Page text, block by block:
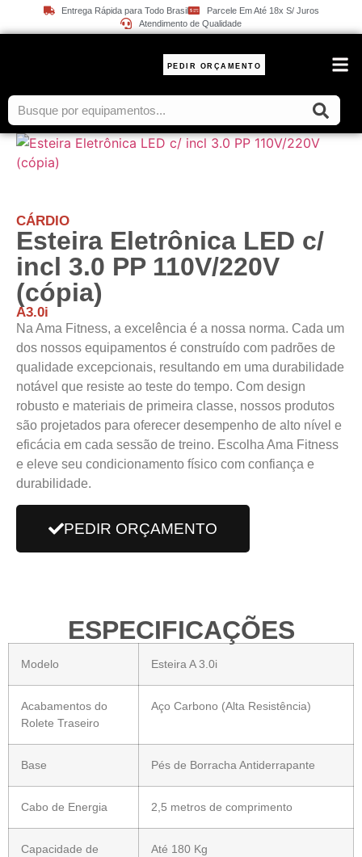
Entrega Rápida para Todo Brasil
Parcele Em Até 18x S/ Juros
Atendimento de Qualidade
PEDIR ORÇAMENTO
CÁRDIO
Esteira Eletrônica LED c/
incl 3.0 PP 110V/220V
(cópia)
A3.0i
Na Ama Fitness, a excelência é a nossa norma. Cada um
dos nossos equipamentos é construído com padrões de
qualidade excepcionais, resultando em uma durabilidade
notável que resiste ao teste do tempo. Com design
robusto e materiais de primeira classe, nossos produtos
são projetados para oferecer desempenho de alto nível e
eficácia em cada sessão de treino. Escolha Ama Fitness
e eleve seu condicionamento físico com confiança e
durabilidade.
PEDIR ORÇAMENTO
ESPECIFICAÇÕES
Modelo Esteira A 3.0i
Acabamentos do
Rolete Traseiro
Aço Carbono (Alta Resistência)
Base Pés de Borracha Antiderrapante
Cabo de Energia 2,5 metros de comprimento
Capacidade de
Até 180 Kg